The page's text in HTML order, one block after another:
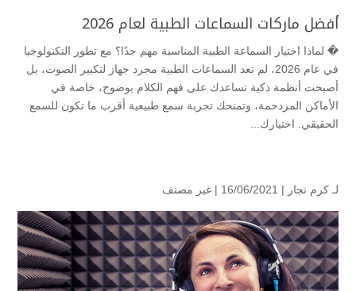
أفضل ماركات السماعات الطبية لعام 2026
� لماذا اختيار السماعة الطبية المناسبة مهم جدًا؟ مع تطور التكنولوجيا
في عام 2026، لم تعد السماعات الطبية مجرد جهاز لتكبير الصوت، بل
أصبحت أنظمة ذكية تساعدك على فهم الكلام بوضوح، خاصة في
الأماكن المزدحمة، وتمنحك تجربة سمع طبيعية أقرب ما تكون للسمع
الحقيقي. اختيارك...
لـ كرم نجار | 16/06/2021 | غير مصنف